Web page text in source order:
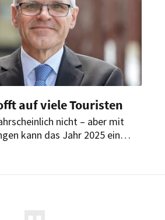
auf viele Touristen
nicht – aber mit
kann das Jahr 2025 ein